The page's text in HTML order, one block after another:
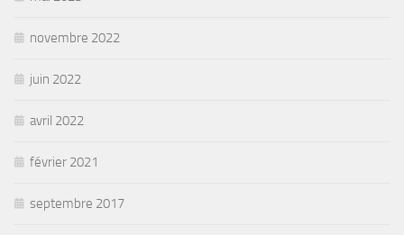
novembre 2022
juin 2022
avril 2022
février 2021
septembre 2017